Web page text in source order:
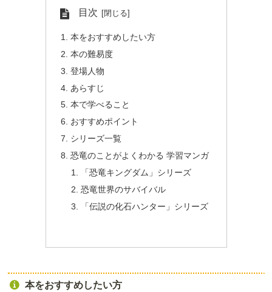
目次
本をおすすめしたい方
本の難易度
登場人物
あらすじ
本で学べること
おすすめポイント
シリーズ一覧
恐竜のことがよくわかる 学習マンガ
「恐竜キングダム」シリーズ
恐竜世界のサバイバル
「伝説の化石ハンター」シリーズ
本をおすすめしたい方